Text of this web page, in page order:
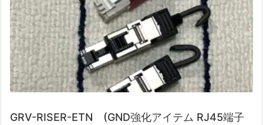
GRV-RISER-ETN (GND強化アイテム RJ45端子